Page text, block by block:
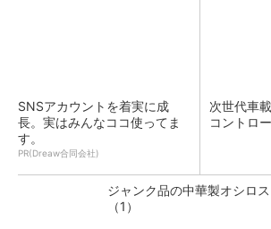
SNSアカウントを着実に成
長。実はみんなココ使ってま
す。
PR(Dreaw合同会社)
次世代車
コントロ
ジャンク品の中華製オシロ
（1）